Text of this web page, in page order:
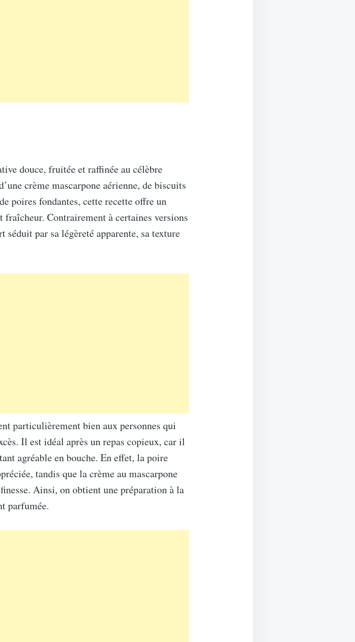
douce, fruitée et raffinée au célèbre
crème mascarpone aérienne, de biscuits
poires fondantes, cette recette offre un
Contrairement à certaines versions
séduit par sa légèreté apparente, sa texture
particulièrement bien aux personnes qui
Il est idéal après un repas copieux, car il
agréable en bouche. En effet, la poire
tandis que la crème au mascarpone
Ainsi, on obtient une préparation à la
parfumée.